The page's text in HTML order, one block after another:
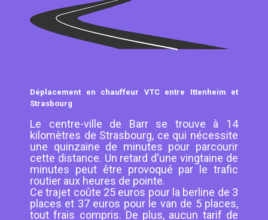
Déplacement en chauffeur VTC entre Ittenheim et
Strasbourg
Le centre-ville de Barr se trouve à 14
kilomètres de Strasbourg, ce qui nécessite
une quinzaine de minutes pour parcourir
cette distance. Un retard d'une vingtaine de
minutes peut être provoqué par le trafic
routier aux heures de pointe.
Ce trajet coûte 25 euros pour la berline de 3
places et 37 euros pour le van de 5 places,
tout frais compris. De plus, aucun tarif de